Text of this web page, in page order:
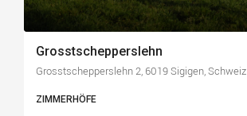
Grosstschepperslehn
Grosstschepperslehn 2, 6019 Sigigen, Schweiz
ZIMMERHÖFE